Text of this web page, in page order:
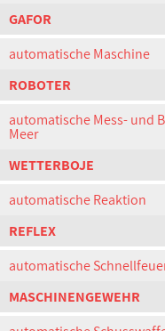
GAFOR
automatische Maschine
ROBOTER
automatische Mess- und
Meer
WETTERBOJE
automatische Reaktion
REFLEX
automatische
MASCHINENGEWEHR